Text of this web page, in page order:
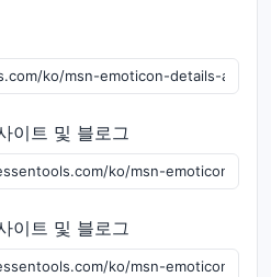
이트 및 블로그
이트 및 블로그